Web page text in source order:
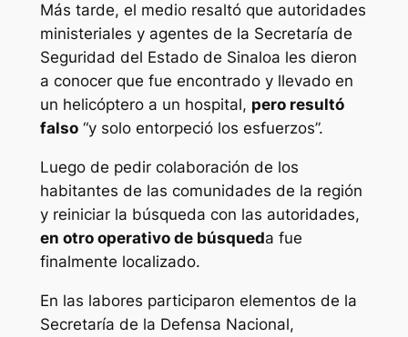
Más tarde, el medio resaltó que autoridades
ministeriales y agentes de la Secretaría de
Seguridad del Estado de Sinaloa les dieron
a conocer que fue encontrado y llevado en
un helicóptero a un hospital, pero resultó
falso“y solo entorpeció los esfuerzos”.
Luego de pedir colaboración de los
habitantes de las comunidades de la región
y reiniciar la búsqueda con las autoridades,
en otro operativo de búsqueda fue
finalmente localizado.
En las labores participaron elementos de la
Secretaría de la Defensa Nacional,